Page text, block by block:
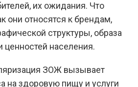
их ожидания. Что
они относятся к брендам,
структуры, образа
населения.
ЗОЖ вызывает
на здоровую пищу и услуги